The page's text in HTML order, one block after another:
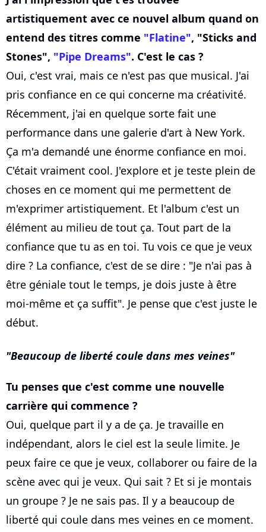
artistiquement avec ce nouvel album quand on
entend des titres comme "Flatine", "Sticks and
Stones", "Pipe Dreams". C'est le cas ?
Oui, c'est vrai, mais ce n'est pas que musical. J'ai
pris confiance en ce qui concerne ma créativité.
Récemment, j'ai en quelque sorte fait une
performance dans une galerie d'art à New York.
Ça m'a demandé une énorme confiance en moi.
C'était vraiment cool. J'explore et je teste plein de
choses en ce moment qui me permettent de
m'exprimer artistiquement. Et l'album c'est un
élément au milieu de tout ça. Tout part de la
confiance que tu as en toi. Tu vois ce que je veux
dire ? La confiance, c'est de se dire : "Je n'ai pas à
être géniale tout le temps, je dois juste à être
moi-même et ça suffit". Je pense que c'est juste le
début.
Beaucoup de liberté coule dans mes veines
Tu penses que c'est comme une nouvelle
carrière qui commence ?
Oui, quelque part il y a de ça. Je travaille en
indépendant, alors le ciel est la seule limite. Je
peux faire ce que je veux, collaborer ou faire de la
scène avec qui je veux. Qui sait ? Et si je montais
un groupe ? Je ne sais pas. Il y a beaucoup de
liberté qui coule dans mes veines en ce moment.